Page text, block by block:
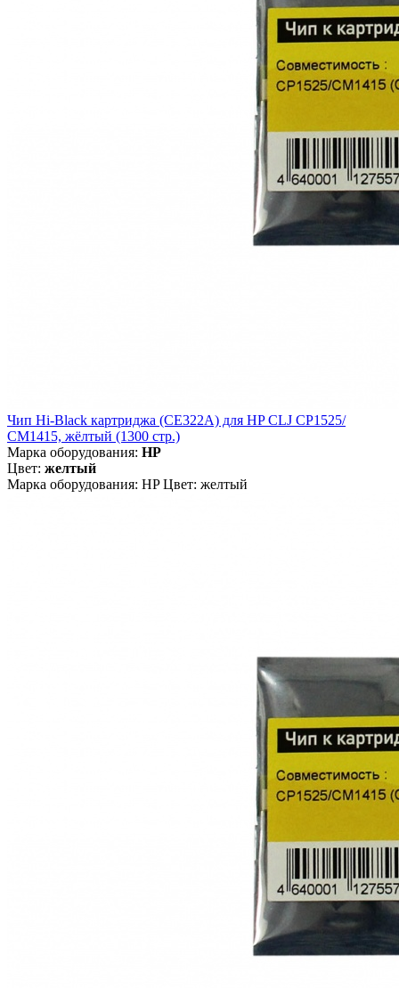
Чип Hi-Black картриджа (CE322A) для HP CLJ CP1525/
CM1415, жёлтый (1300 стр.)
Марка оборудования: HP
Цвет: желтый
Марка оборудования: HP Цвет: желтый